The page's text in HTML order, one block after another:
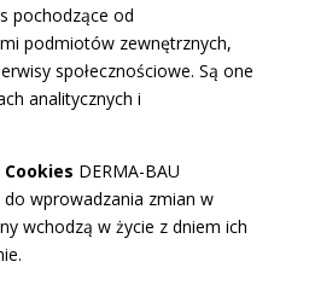
pochodzące od
podmiotów zewnętrznych,
społecznościowe. Są one
analitycznych i
DERMA-BAU
wprowadzania zmian w
wchodzą w życie z dniem ich